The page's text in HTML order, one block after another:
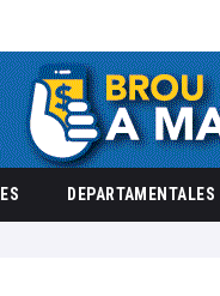
DEPARTAMENTALES